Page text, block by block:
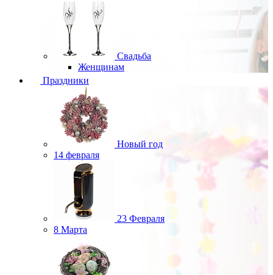
Свадьба
Женщинам
Праздники
Новый год
14 февраля
23 Февраля
8 Марта